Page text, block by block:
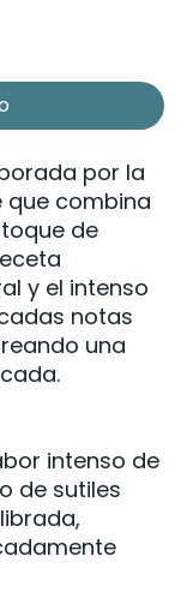
por la
que combina
de
y el intenso
notas
una
intenso de
de sutiles